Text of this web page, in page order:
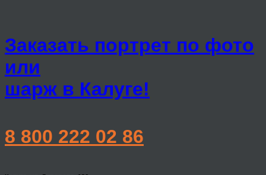
Заказать портрет по фото
или
шарж в Калуге!
8 800 222 02 86